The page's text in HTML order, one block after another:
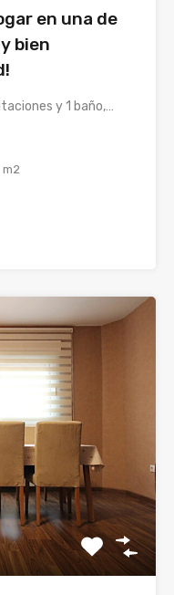
en una de
bien
y 1 baño,…
m2